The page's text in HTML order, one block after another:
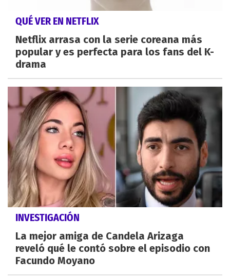
QUÉ VER EN NETFLIX
Netflix arrasa con la serie coreana más
popular y es perfecta para los fans del K-
drama
INVESTIGACIÓN
La mejor amiga de Candela Arizaga
reveló qué le contó sobre el episodio con
Facundo Moyano